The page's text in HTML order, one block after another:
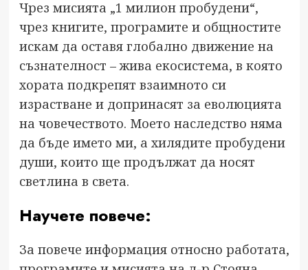
Чрез мисията „1 милион пробудени“,
чрез книгите, програмите и общностите
искам да оставя глобално движение на
съзнателност – жива екосистема, в която
хората подкрепят взаимното си
израстване и допринасят за еволюцията
на човечеството. Моето наследство няма
да бъде името ми, а хилядите пробудени
души, които ще продължат да носят
светлина в света.
Научете повече:
За повече информация относно работата,